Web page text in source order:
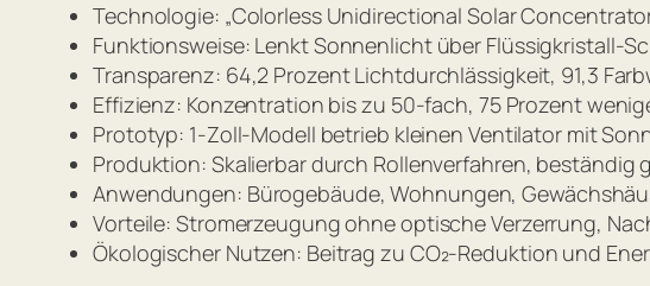
Technologie: „Colorless Unidirectional Solar
Funktionsweise: Lenkt Sonnenlicht über Flüssigkristall-
Transparenz: 64,2 Prozent Lichtdurchlässigkeit, 91,3
Effizienz: Konzentration bis zu 50-fach, 75 Prozent
Prototyp: 1-Zoll-Modell betrieb kleinen Ventilator mit
Produktion: Skalierbar durch Rollenverfahren, beständig
Anwendungen: Bürogebäude, Wohnungen,
Vorteile: Stromerzeugung ohne optische Verzerrung,
Ökologischer Nutzen: Beitrag zu CO₂-Reduktion und